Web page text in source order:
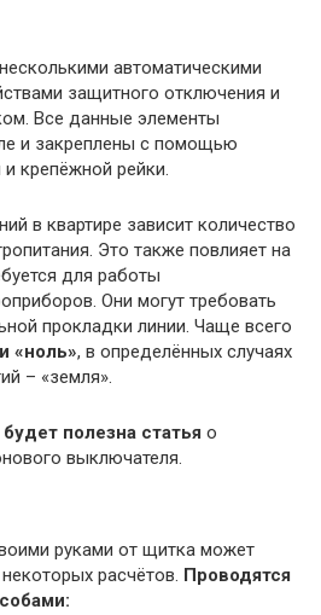
автоматическими
защитного отключения и
Все данные элементы
и закреплены с помощью
крепёжной рейки.
в квартире зависит количество
Это также повлияет на
для работы
Они могут требовать
прокладки линии. Чаще всего
«ноль», в определённых случаях
– «земля».
полезна статья о
выключателя.
руками от щитка может
расчётов. Проводятся